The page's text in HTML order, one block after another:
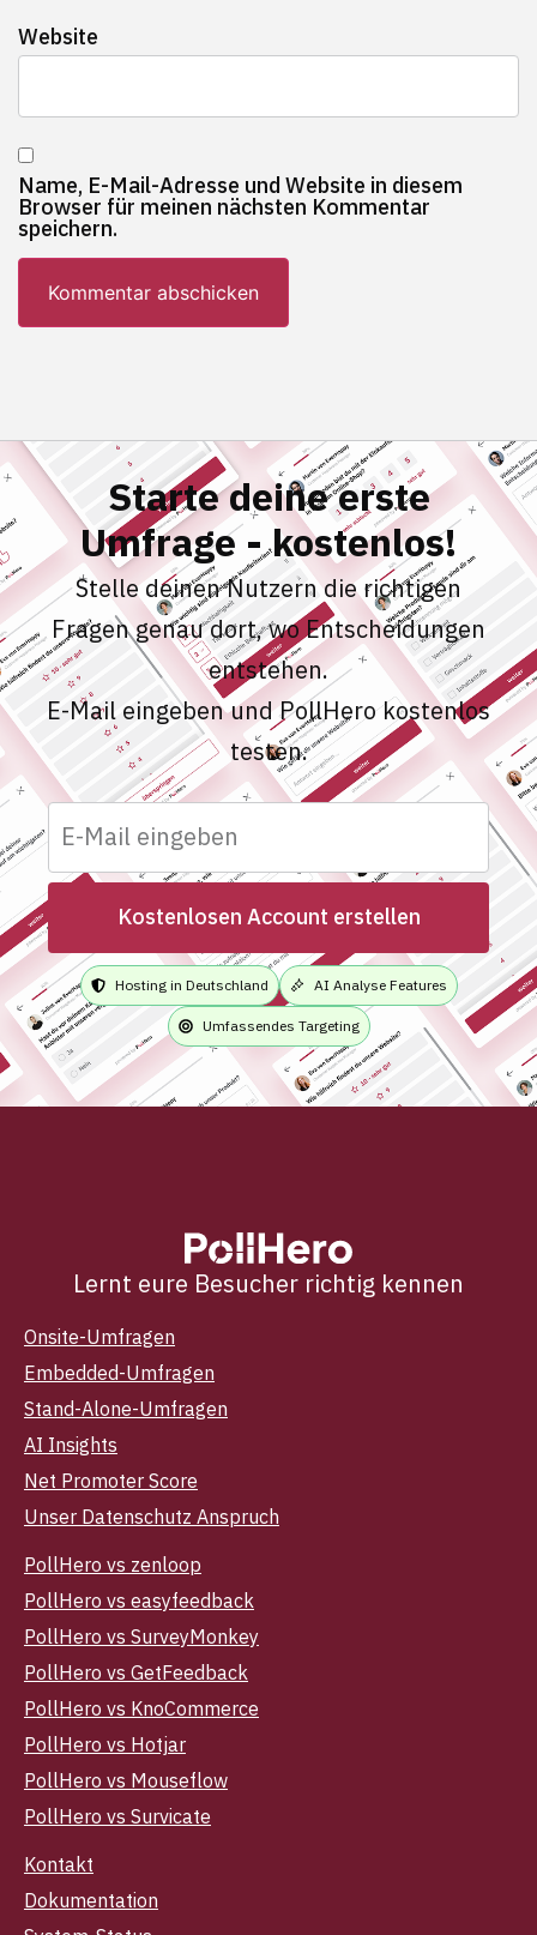
Website
Name, E-Mail-Adresse und Website in diesem
Browser für meinen nächsten Kommentar
speichern.
Starte deine erste
Umfrage - kostenlos!
Stelle deinen Nutzern die richtigen
Fragen genau dort, wo Entscheidungen
entstehen.
E-Mail eingeben und PollHero kostenlos
testen.
Kostenlosen Account erstellen
Hosting in Deutschland AI Analyse Features
Umfassendes Targeting
Lernt eure Besucher richtig kennen
Onsite-Umfragen
Embedded-Umfragen
Stand-Alone-Umfragen
AI Insights
Net Promoter Score
Unser Datenschutz Anspruch
PollHero vs zenloop
PollHero vs easyfeedback
PollHero vs SurveyMonkey
PollHero vs GetFeedback
PollHero vs KnoCommerce
PollHero vs Hotjar
PollHero vs Mouseflow
PollHero vs Survicate
Kontakt
Dokumentation